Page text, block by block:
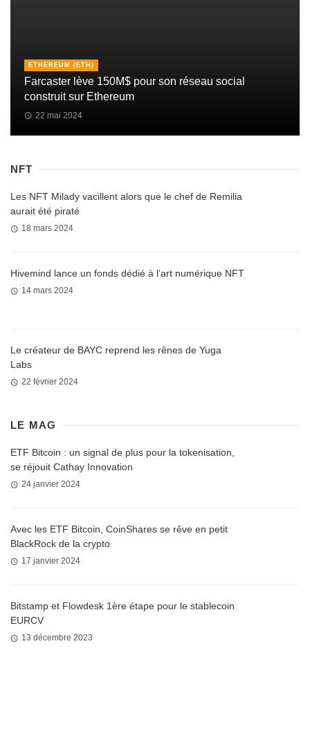
ETHEREUM (ETH)
Farcaster lève 150M$ pour son réseau social
construit sur Ethereum
22 mai 2024
NFT
Les NFT Milady vacillent alors que le chef de Remilia
aurait été piraté
18 mars 2024
Hivemind lance un fonds dédié à l’art numérique NFT
14 mars 2024
Le créateur de BAYC reprend les rênes de Yuga
Labs
22 février 2024
LE MAG
ETF Bitcoin : un signal de plus pour la tokenisation,
se réjouit Cathay Innovation
24 janvier 2024
Avec les ETF Bitcoin, CoinShares se rêve en petit
BlackRock de la crypto
17 janvier 2024
Bitstamp et Flowdesk 1ère étape pour le stablecoin
EURCV
13 décembre 2023